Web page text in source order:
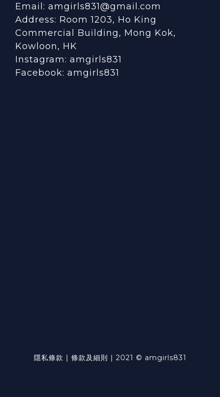
Email: amgirls831@gmail.com
Address: Room 1203, Ho King
Commercial Building, Mong Kok,
Kowloon, HK
Instagram: amgirls831
Facebook: amgirls831
隱私條款 | 條款及細則 | 2021 © amgirls831